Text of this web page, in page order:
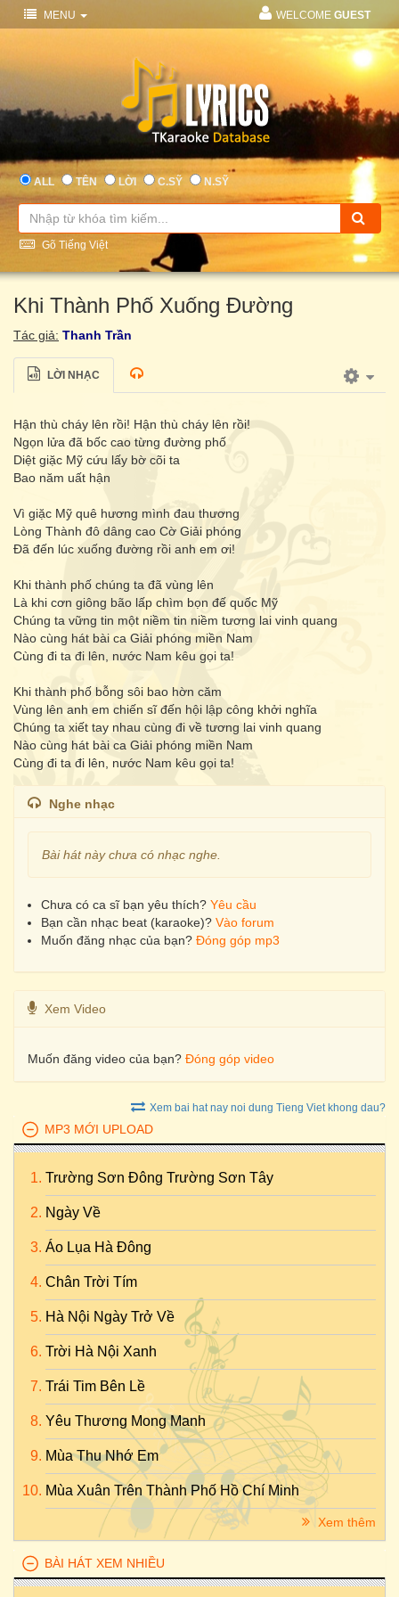
MENU WELCOME GUEST
ALL TÊN LỜI C.SỸ N.SỸ
Gõ Tiếng Việt
Khi Thành Phố Xuống Đường
Tác giả: Thanh Trần
LỜI NHẠC
Hận thù cháy lên rồi! Hận thù cháy lên rồi!
Ngọn lửa đã bốc cao từng đường phố
Diệt giặc Mỹ cứu lấy bờ cõi ta
Bao năm uất hận
Vì giặc Mỹ quê hương mình đau thương
Lòng Thành đô dâng cao Cờ Giải phóng
Đã đến lúc xuống đường rồi anh em ơi!
Khi thành phố chúng ta đã vùng lên
Là khi cơn giông bão lấp chìm bọn đế quốc Mỹ
Chúng ta vững tin một niềm tin niềm tương lai vinh quang
Nào cùng hát bài ca Giải phóng miền Nam
Cùng đi ta đi lên, nước Nam kêu gọi ta!
Khi thành phố bỗng sôi bao hờn căm
Vùng lên anh em chiến sĩ đến hội lập công khởi nghĩa
Chúng ta xiết tay nhau cùng đi về tương lai vinh quang
Nào cùng hát bài ca Giải phóng miền Nam
Cùng đi ta đi lên, nước Nam kêu gọi ta!
Nghe nhạc
Bài hát này chưa có nhạc nghe.
Chưa có ca sĩ bạn yêu thích? Yêu cầu
Bạn cần nhạc beat (karaoke)? Vào forum
Muốn đăng nhạc của bạn? Đóng góp mp3
Xem Video
Muốn đăng video của bạn? Đóng góp video
Xem bai hat nay noi dung Tieng Viet khong dau?
MP3 MỚI UPLOAD
Trường Sơn Đông Trường Sơn Tây
Ngày Về
Áo Lụa Hà Đông
Chân Trời Tím
Hà Nội Ngày Trở Về
Trời Hà Nội Xanh
Trái Tim Bên Lề
Yêu Thương Mong Manh
Mùa Thu Nhớ Em
Mùa Xuân Trên Thành Phố Hồ Chí Minh
Xem thêm
BÀI HÁT XEM NHIỀU